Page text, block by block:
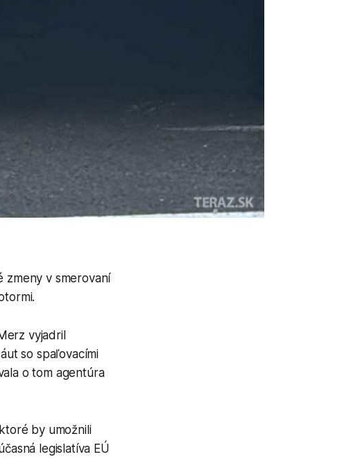
zmeny v smerovaní
vyjadril
so spaľovacími
o tom agentúra
by umožnili
legislatíva EÚ